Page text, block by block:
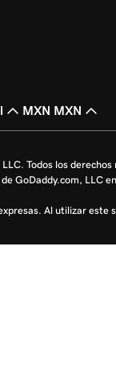
MXN MXN
Todos los
GoDaddy.com, LLC
Al utilizar